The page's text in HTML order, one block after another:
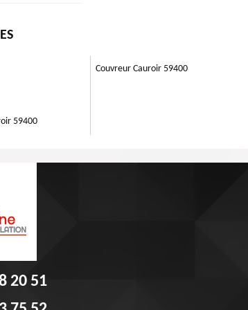
n'importe quel
59400
Couvreur Cauroir 59400
20 51